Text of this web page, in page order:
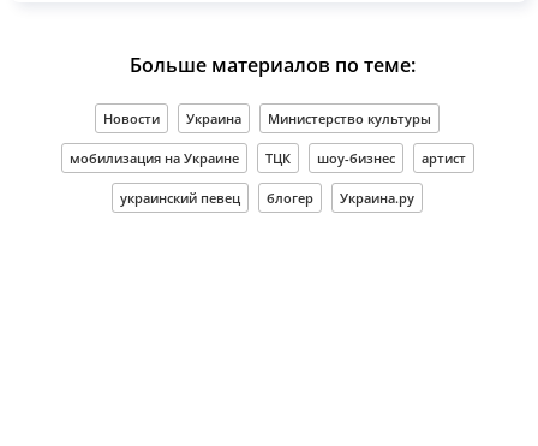
Больше материалов по теме:
Новости Украина Министерство культуры
мобилизация на Украине ТЦК шоу-бизнес артист
украинский певец блогер Украина.ру